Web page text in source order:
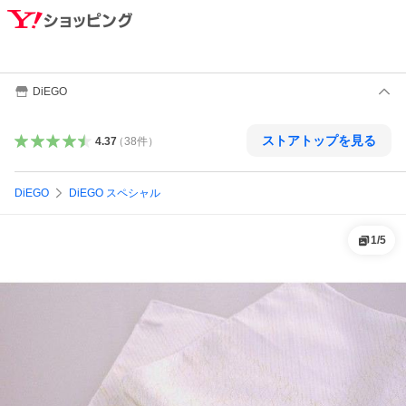
DiEGO
4.37（38件） ストアトップを見る
DiEGO DiEGO スペシャル
1/5